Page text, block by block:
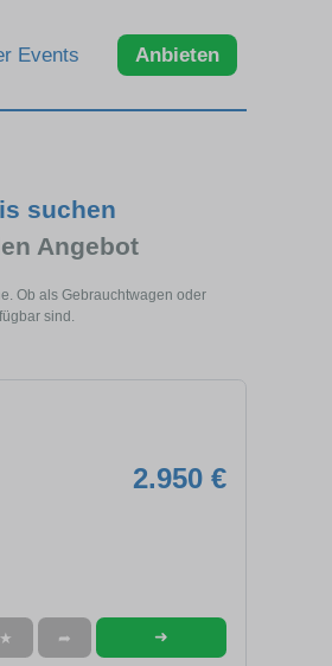
Events Anbieten
suchen
Angebot
Ob als Gebrauchtwagen oder
sind.
2.950 €
★ ➦ ➜